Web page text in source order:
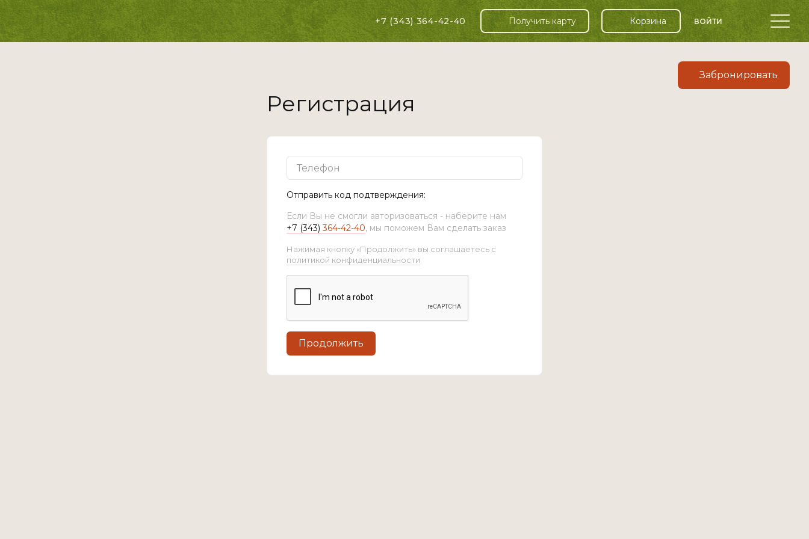
Забронировать
+7 (343)364-42-40 Получить карту Корзина ВОЙТИ
Регистрация
Отправить код подтверждения:
Если Вы не смогли авторизоваться - наберите нам
+7 (343) 364-42-40, мы поможем Вам сделать заказ
Нажимая кнопку «Продолжить» вы соглашаетесь с
политикой конфиденциальности
Продолжить